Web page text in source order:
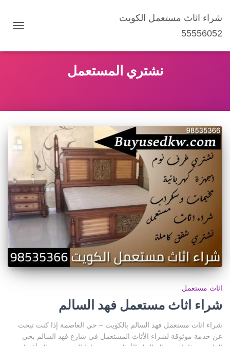
شراء اثاث مستعمل الكويت
55556052
نشتري المستعمل
اثاث مستعمل
شراء اثاث مستعمل فهد السالم
شراء اثاث مستعمل فهد السالم بالكويت – حي العاصمة إذا كنت تبحث
عن خدمة موثوقة لشراء الأثاث المستعمل في شارع فهد السالم بحي